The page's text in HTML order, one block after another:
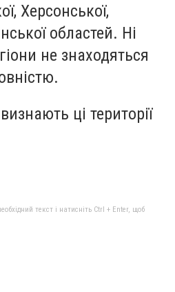
Херсонської,
областей. Ні
не знаходяться
ці території
текст і натисніть Ctrl + Enter, щоб